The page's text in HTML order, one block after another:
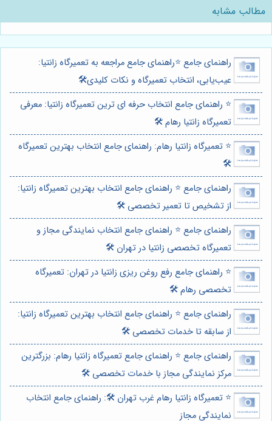
مطالب مشابه
راهنمای جامع ⭐️راهنمای جامع مراجعه به تعمیرگاه زانتیا:
عیب‌یابی، انتخاب تعمیرگاه و نکات کلیدی🛠️
⭐️ راهنمای جامع انتخاب حرفه ای ترین تعمیرگاه زانتیا: معرفی
تعمیرگاه زانتیا رهام 🛠️
⭐️ تعمیرگاه زانتیا رهام: راهنمای جامع انتخاب بهترین تعمیرگاه
🛠️
راهنمای جامع ⭐️ راهنمای جامع انتخاب بهترین تعمیرگاه زانتیا:
از تشخیص تا تعمیر تخصصی 🛠️
راهنمای جامع ⭐️ راهنمای جامع انتخاب نمایندگی مجاز و
تعمیرگاه تخصصی زانتیا در تهران 🛠️
⭐️ راهنمای جامع رفع روغن ریزی زانتیا در تهران: تعمیرگاه
تخصصی رهام 🛠️
راهنمای جامع ⭐️ راهنمای جامع انتخاب بهترین تعمیرگاه زانتیا:
از سابقه تا خدمات تخصصی 🛠️
راهنمای جامع ⭐️ راهنمای جامع تعمیرگاه زانتیا رهام: بزرگترین
مرکز نمایندگی مجاز با خدمات تخصصی 🛠️
⭐️ تعمیرگاه زانتیا رهام غرب تهران 🛠️: راهنمای جامع انتخاب
نمایندگی مجاز